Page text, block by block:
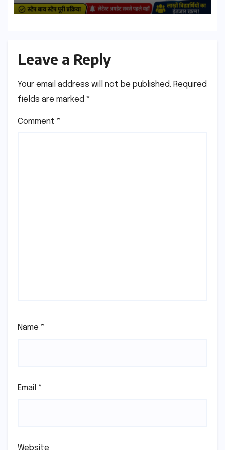
Direct Link, Marksheet
Download Process
Leave a Reply
Your email address will not be published. Required
fields are marked *
Comment *
Name *
Email *